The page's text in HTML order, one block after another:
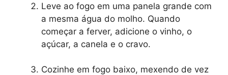
Leve ao fogo em uma panela grande com
a mesma água do molho. Quando
começar a ferver, adicione o vinho, o
açúcar, a canela e o cravo.
Cozinhe em fogo baixo, mexendo de vez